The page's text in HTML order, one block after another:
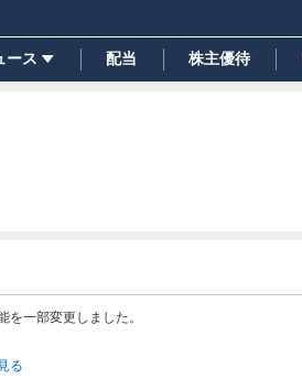
ース 配当 株主優待
一部変更しました。
る